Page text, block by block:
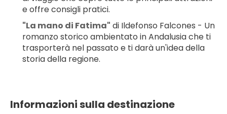
e offre consigli pratici.
"La mano di Fatima" di Ildefonso Falcones - Un
romanzo storico ambientato in Andalusia che ti
trasporterà nel passato e ti darà un'idea della
storia della regione.
Informazioni sulla destinazione